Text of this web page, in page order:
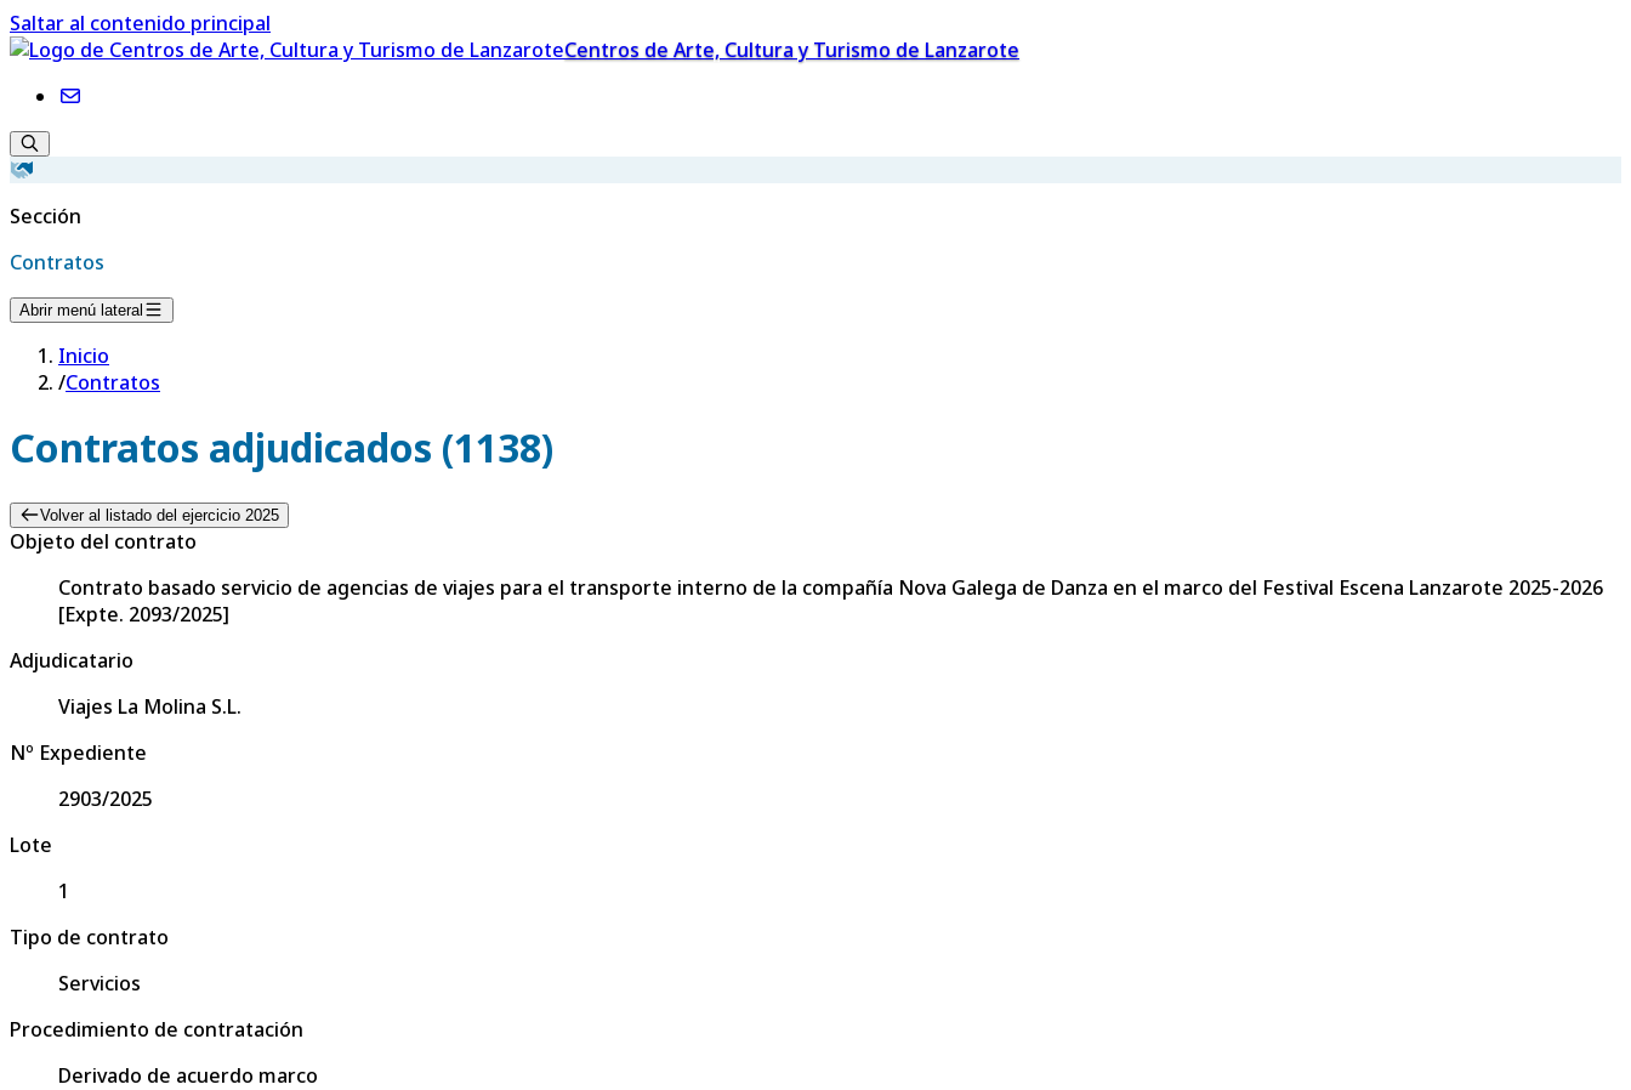
Saltar al contenido principal
Centros de Arte, Cultura y Turismo de Lanzarote
Sección
Contratos
Abrir menú lateral
Inicio
/Contratos
Contratos adjudicados (1138)
Volver al listado del ejercicio 2025
Objeto del contrato
Contrato basado servicio de agencias de viajes para el transporte interno de la compañía Nova Galega de Danza en el marco del Festival Escena Lanzarote 2025-2026
[Expte. 2093/2025]
Adjudicatario
Viajes La Molina S.L.
Nº Expediente
2903/2025
Lote
1
Tipo de contrato
Servicios
Procedimiento de contratación
Derivado de acuerdo marco